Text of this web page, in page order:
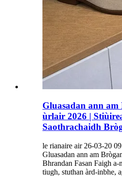
Gluasadan ann
ùrlair 2026 |
Saothrachaidh
le rianaire air 26-03-20
Gluasadan ann am
Bhrandan Fasan Faigh a-
tiugh, stuthan àrd-inbhe,